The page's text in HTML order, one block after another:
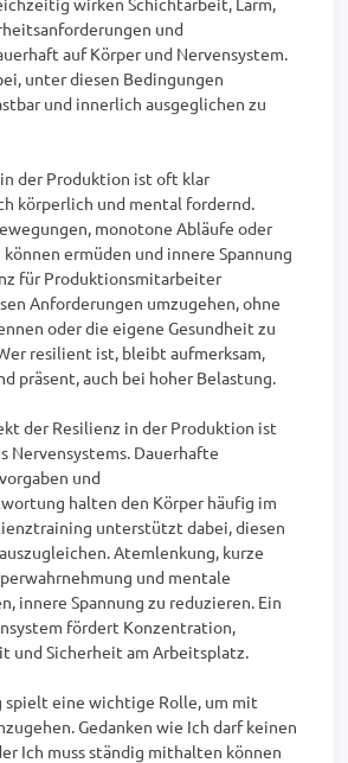
und
auf Körper und Nervensystem.
unter diesen Bedingungen
und innerlich ausgeglichen zu
der Produktion ist oft klar
körperlich und mental fordernd.
monotone Abläufe oder
ermüden und innere Spannung
für Produktionsmitarbeiter
Anforderungen umzugehen, ohne
oder die eigene Gesundheit zu
resilient ist, bleibt aufmerksam,
präsent, auch bei hoher Belastung.
der Resilienz in der Produktion ist
Nervensystems. Dauerhafte
und
halten den Körper häufig im
unterstützt dabei, diesen
Atemlenkung, kurze
und mentale
innere Spannung zu reduzieren. Ein
fördert Konzentration,
und Sicherheit am Arbeitsplatz.
spielt eine wichtige Rolle, um mit
Gedanken wie Ich darf keinen
Ich muss ständig mithalten können